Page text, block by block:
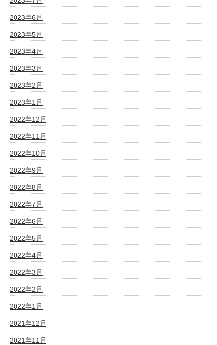
2023年6月
2023年5月
2023年4月
2023年3月
2023年2月
2023年1月
2022年12月
2022年11月
2022年10月
2022年9月
2022年8月
2022年7月
2022年6月
2022年5月
2022年4月
2022年3月
2022年2月
2022年1月
2021年12月
2021年11月